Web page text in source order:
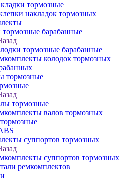
тормозные
накладок тормозных
тормозные барабанные
тормозные барабанные
колодок тормозных
тормозные
тормозные
валов тормозных
суппортов тормозных
суппортов тормозных
ремкомплектов